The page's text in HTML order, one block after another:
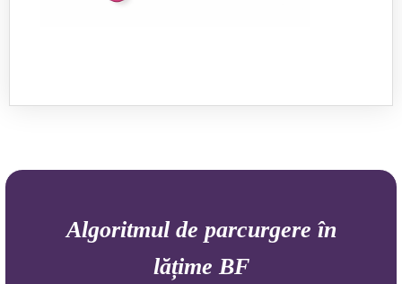
Algoritmul de parcurgere în
lățime BF